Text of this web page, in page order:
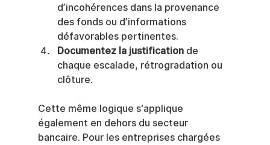
d’incohérences dans la provenance
des fonds ou d’informations
défavorables pertinentes.
Documentez la justification de
chaque escalade, rétrogradation ou
clôture.
Cette même logique s'applique
également en dehors du secteur
bancaire. Pour les entreprises chargées